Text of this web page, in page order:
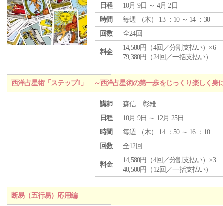
日程
10月 9日 ～ 4月 2日
時間
毎週 （木） 13 ：10 ～ 14 ：30
回数
全24回
料金
14,580円（4回／分割支払い）×6
79,380円（24回／一括支払い）
西洋占星術「ステップ1」 ～西洋占星術の第一歩をじっくり楽しく身
講師
森信 彰雄
日程
10月 9日 ～ 12月 25日
時間
毎週 （木） 14 ：50 ～ 16 ：10
回数
全12回
料金
14,580円（4回／分割支払い）×3
40,500円（12回／一括支払い）
断易（五行易）応用編